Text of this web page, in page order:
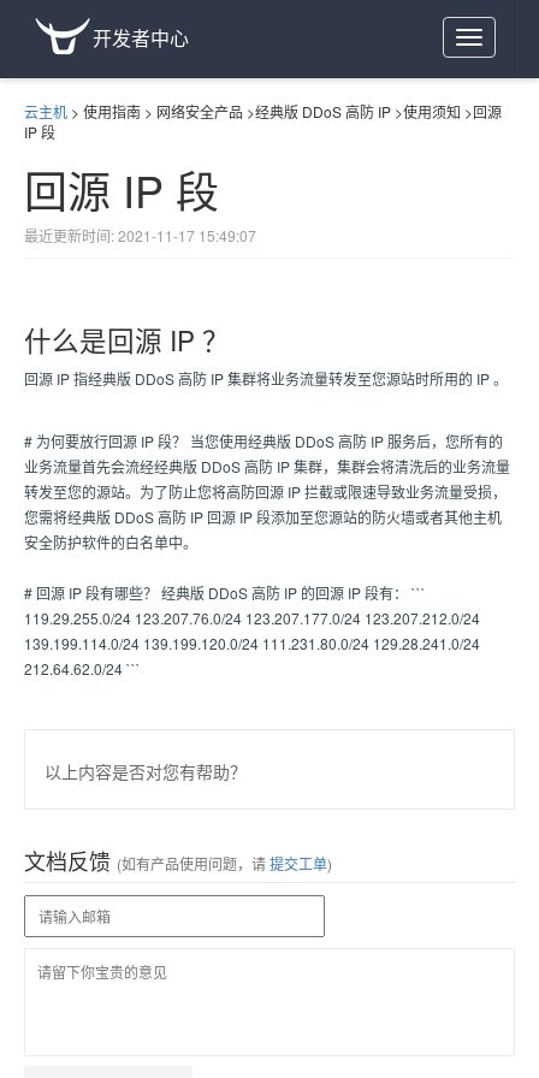
Toggle
navigation
开发者中心
云主机 > 使用指南 > 网络安全产品 >经典版 DDoS 高防 IP >使用须知 >回源
IP 段
回源 IP 段
最近更新时间: 2021-11-17 15:49:07
什么是回源 IP ？
回源 IP 指经典版 DDoS 高防 IP 集群将业务流量转发至您源站时所用的 IP 。
# 为何要放行回源 IP 段？ 当您使用经典版 DDoS 高防 IP 服务后，您所有的
业务流量首先会流经经典版 DDoS 高防 IP 集群，集群会将清洗后的业务流量
转发至您的源站。为了防止您将高防回源 IP 拦截或限速导致业务流量受损，
您需将经典版 DDoS 高防 IP 回源 IP 段添加至您源站的防火墙或者其他主机
安全防护软件的白名单中。
# 回源 IP 段有哪些？ 经典版 DDoS 高防 IP 的回源 IP 段有： ```
119.29.255.0/24 123.207.76.0/24 123.207.177.0/24 123.207.212.0/24
139.199.114.0/24 139.199.120.0/24 111.231.80.0/24 129.28.241.0/24
212.64.62.0/24 ```
以上内容是否对您有帮助？
文档反馈 (如有产品使用问题，请提交工单)